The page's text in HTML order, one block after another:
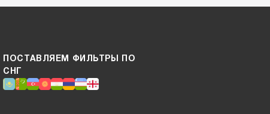
ПОСТАВЛЯЕМ ФИЛЬТРЫ ПО
СНГ